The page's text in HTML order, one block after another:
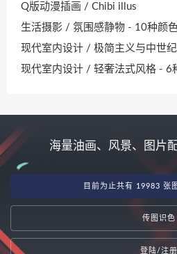
Q版动漫插画 / Chibi illus
生活摄影 / 氛围感静物 - 10种颜
现代室内设计 / 极简主义与中世
现代室内设计 / 轻奢法式风格 - 6
海量油画、风景、图片
目前为止共有 19983 张
传图识色
登陆/注册